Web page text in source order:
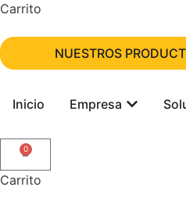
Carrito
NUESTROS
Inicio Empresa
0
Carrito